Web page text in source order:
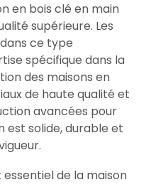
en bois clé en main
supérieure. Les
ce type
spécifique dans la
des maisons en
de haute qualité et
avancées pour
est solide, durable et
de la maison